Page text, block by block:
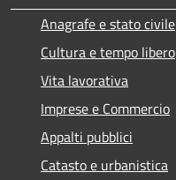
Anagrafe e stato civile
Cultura e tempo libero
Vita lavorativa
Imprese e Commercio
Appalti pubblici
Catasto e urbanistica